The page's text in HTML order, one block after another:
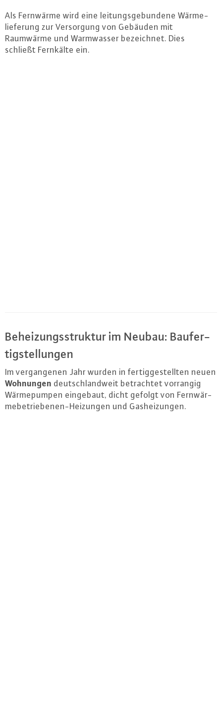
Als Fernwärme wird eine lei­tungs­ge­bun­de­ne Wär­me­
lie­fe­rung zur Ver­sor­gung von Gebäuden mit
Raumwärme und Warm­was­ser be­zeich­net. Dies
schließt Fernkälte ein.
Be­hei­zungs­struk­tur im Neubau: Bau­fer­
tig­stel­lun­gen
Im ver­gan­ge­nen Jahr wurden in fer­tig­ge­stell­ten neuen
Wohnungen deutsch­land­weit be­trach­tet vorrangig
Wär­me­pum­pen eingebaut, dicht gefolgt von Fern­wär­
me­be­trie­be­nen-Hei­zun­gen und Gas­hei­zun­gen.